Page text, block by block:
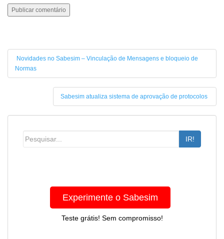
Novidades no Sabesim – Vinculação de Mensagens e bloqueio de
Normas
Sabesim atualiza sistema de aprovação de protocolos
IR!
Experimente o Sabesim
Teste grátis! Sem compromisso!